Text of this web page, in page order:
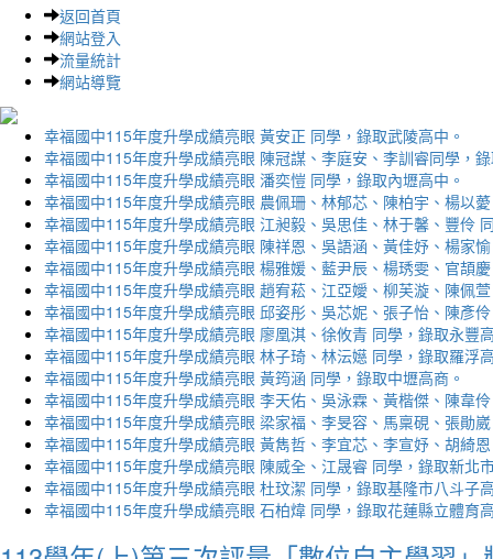
返回首頁
網站登入
流量統計
網站導覽
幸福國中115年度升學成績亮眼 黃安正 同學，錄取武陵高中。
幸福國中115年度升學成績亮眼 陳冠謀、李庭安、李訓睿同學，
幸福國中115年度升學成績亮眼 潘奕愷 同學，錄取內壢高中。
幸福國中115年度升學成績亮眼 農佩珊、林郁芯、陳柏宇、楊以
幸福國中115年度升學成績亮眼 江昶毅、吳思佳、林于馨、豐伶
幸福國中115年度升學成績亮眼 陳祥恩、吳語涵、黃佳妤、楊家
幸福國中115年度升學成績亮眼 楊雅媛、藍尹辰、楊琇雯、官頡
幸福國中115年度升學成績亮眼 趙宥菘、江亞嬡、柳芙漩、陳佩
幸福國中115年度升學成績亮眼 邱姿彤、吳芯妮、張子怡、陳彥
幸福國中115年度升學成績亮眼 廖凰淇、徐攸青 同學，錄取永豐
幸福國中115年度升學成績亮眼 林子琦、林沄嬨 同學，錄取羅浮
幸福國中115年度升學成績亮眼 黃筠涵 同學，錄取中壢高商。
幸福國中115年度升學成績亮眼 李天佑、吳泳霖、黃楷傑、陳韋
幸福國中115年度升學成績亮眼 梁家福、李旻容、馬稟硯、張勛
幸福國中115年度升學成績亮眼 黃雋哲、李宜芯、李宣妤、胡綺
幸福國中115年度升學成績亮眼 陳威全、江晟睿 同學，錄取新北
幸福國中115年度升學成績亮眼 杜玟潔 同學，錄取基隆市八斗子
幸福國中115年度升學成績亮眼 石柏煒 同學，錄取花蓮縣立體育